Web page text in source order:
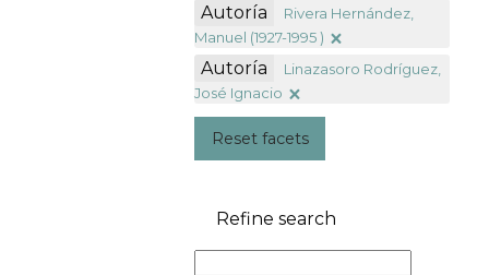
Autoría
Rivera Hernández,
Manuel (1927-1995 )
Autoría
Linazasoro Rodríguez,
José Ignacio
Reset facets
Refine search